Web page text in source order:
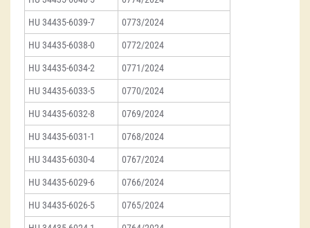
HU 34435-6039-7 0773/2024
HU 34435-6038-0 0772/2024
HU 34435-6034-2 0771/2024
HU 34435-6033-5 0770/2024
HU 34435-6032-8 0769/2024
HU 34435-6031-1 0768/2024
HU 34435-6030-4 0767/2024
HU 34435-6029-6 0766/2024
HU 34435-6026-5 0765/2024